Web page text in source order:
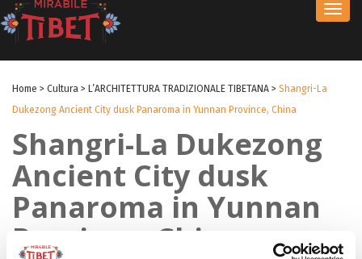
Home > Cultura > L’ARCHITETTURA TRADIZIONALE TIBETANA > Shangri-La
Dukezong Ancient City dusk Panaroma in Yunnan Province, China
Shangri-La Dukezong
Ancient City dusk
Panaroma in Yunnan
Province, China